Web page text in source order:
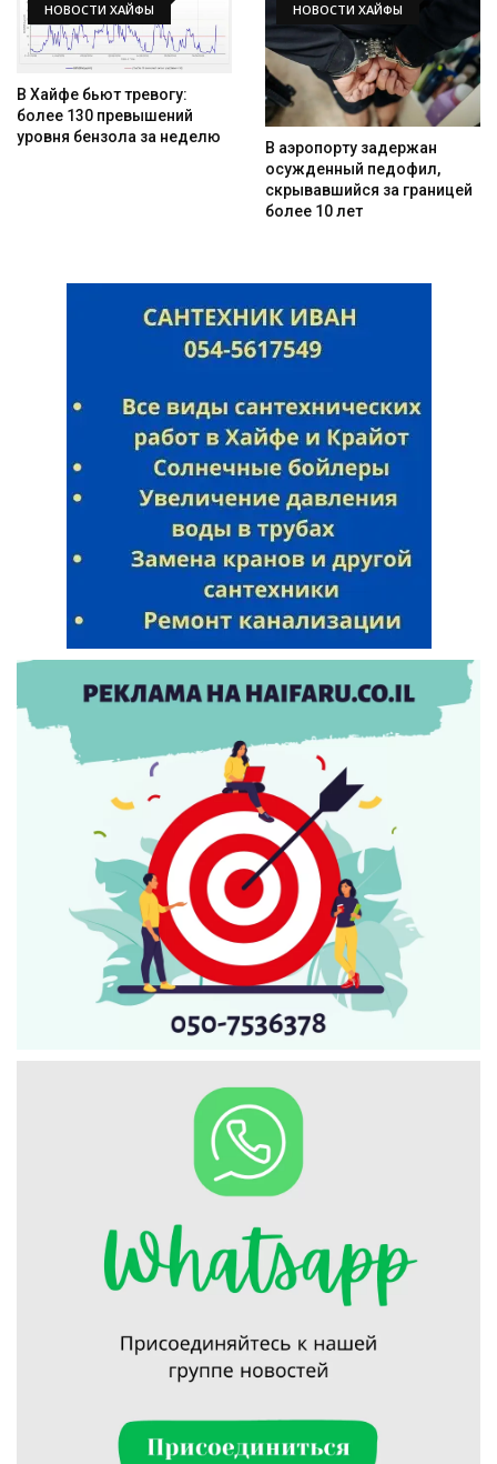
Искать
НОВОСТИ ХАЙФЫ
В Хайфе бьют тревогу:
более 130 превышений
уровня бензола за неделю
НОВОСТИ ХАЙФЫ
В аэропорту задержан
осужденный педофил,
скрывавшийся за границей
более 10 лет